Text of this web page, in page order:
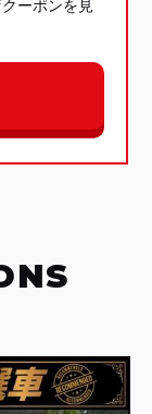
ーポンを見